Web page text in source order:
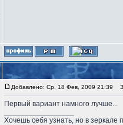
Добавлено: Ср, 18 Фев, 2009 21:39
Первый вариант намного лучше...
Хочешь себя узнать, но в зеркале